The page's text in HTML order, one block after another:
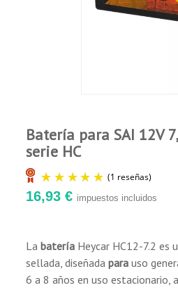
Batería para SAI 12V
serie HC
(1 reseñas)
16,93 € impuestos incluidos
Labatería Heycar HC12-7.2 es
sellada, diseñadapara uso
6 a 8 años en uso estacionario,
estacionario.
Larga vida útil, de 6 a
Aplicaciones:
Sistemas de alarma y
Equipos de
Equipos de control.
Equipos médicos.
SAI
Comprador
Publicado el 8/28/19,